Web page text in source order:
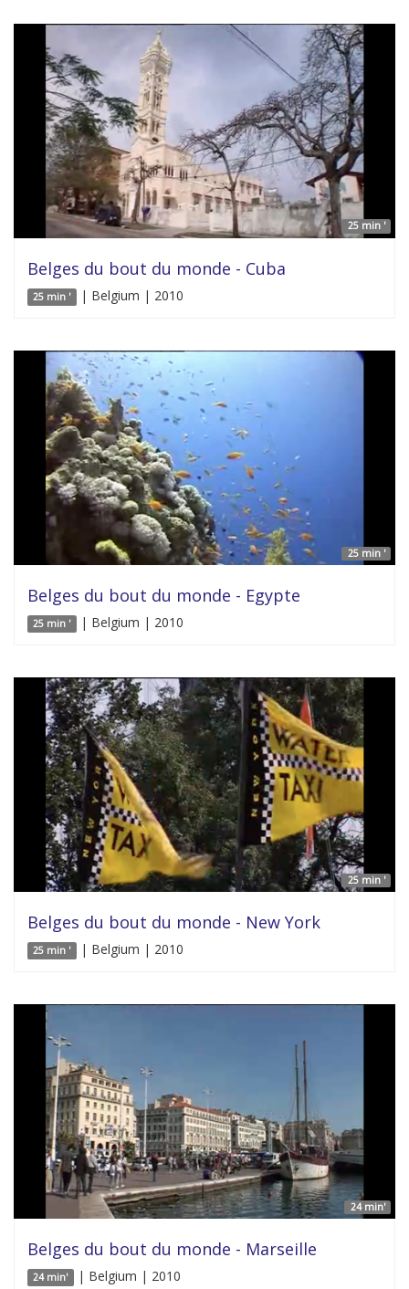
25 min '
Belges du bout du monde - Cuba
25 min ' | Belgium | 2010
25 min '
Belges du bout du monde - Egypte
25 min ' | Belgium | 2010
25 min '
Belges du bout du monde - New York
25 min ' | Belgium | 2010
24 min'
Belges du bout du monde - Marseille
24 min' | Belgium | 2010